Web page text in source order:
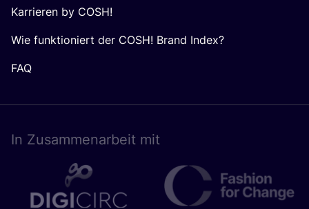
Karrieren by COSH!
Wie funktioniert der COSH! Brand Index?
FAQ
In Zusam­men­ar­beit mit